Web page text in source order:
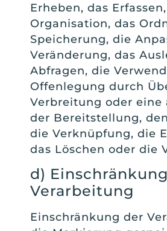
Erheben, das
Organisation, das
Speicherung, die
Veränderung, das
Abfragen, die
Offenlegung durch
Verbreitung oder eine
der Bereitstellung,
die Verknüpfung, die
das Löschen oder die
d)
Verarbeitung
Einschränkung der